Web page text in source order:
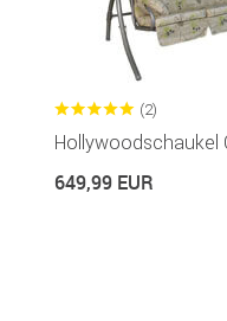
(2)
Hollywoodschaukel
649,99 EUR